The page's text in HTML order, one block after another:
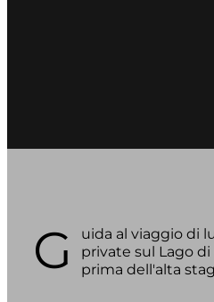
G
uida al viaggio di
private sul Lago di
prima dell'alta